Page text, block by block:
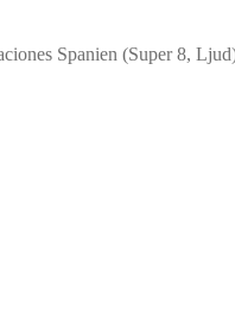
Spanien (Super 8,